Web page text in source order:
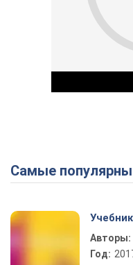
Самые
Авторы:
Год: